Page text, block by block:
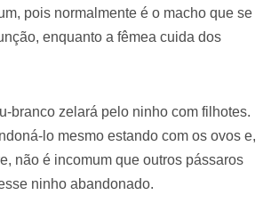
pois normalmente é o macho que se
enquanto a fêmea cuida dos
branco zelará pelo ninho com filhotes.
lo mesmo estando com os ovos e,
não é incomum que outros pássaros
ninho abandonado.